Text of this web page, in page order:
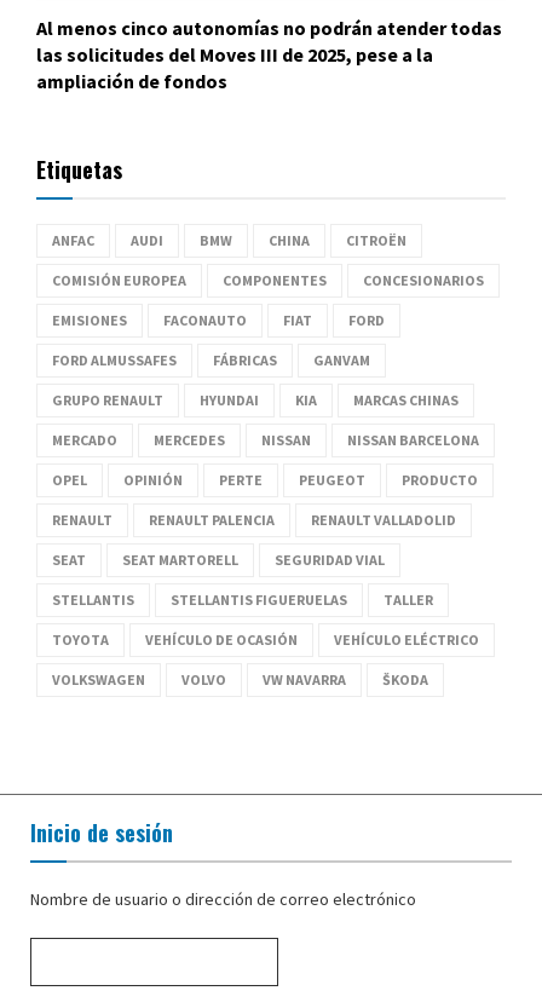
Al menos cinco autonomías no podrán atender todas
las solicitudes del Moves III de 2025, pese a la
ampliación de fondos
Etiquetas
ANFAC AUDI BMW CHINA CITROËN
COMISIÓN EUROPEA COMPONENTES CONCESIONARIOS
EMISIONES FACONAUTO FIAT FORD
FORD ALMUSSAFES FÁBRICAS GANVAM
GRUPO RENAULT HYUNDAI KIA MARCAS CHINAS
MERCADO MERCEDES NISSAN NISSAN BARCELONA
OPEL OPINIÓN PERTE PEUGEOT PRODUCTO
RENAULT RENAULT PALENCIA RENAULT VALLADOLID
SEAT SEAT MARTORELL SEGURIDAD VIAL
STELLANTIS STELLANTIS FIGUERUELAS TALLER
TOYOTA VEHÍCULO DE OCASIÓN VEHÍCULO ELÉCTRICO
VOLKSWAGEN VOLVO VW NAVARRA ŠKODA
Inicio de sesión
Nombre de usuario o dirección de correo electrónico